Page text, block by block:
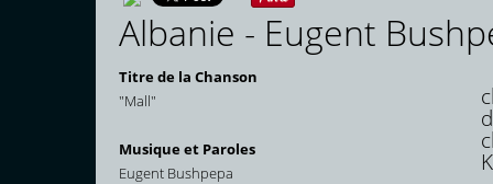
Albanie - Eugent
Titre de la Chanson
"Mall"
Musique et Paroles
Eugent Bushpepa